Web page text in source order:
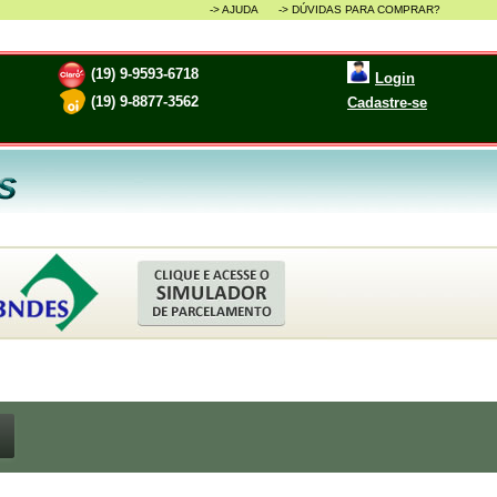
-> AJUDA -> DÚVIDAS PARA COMPRAR?
(19) 9-9593-6718
Login
Cadastre-se
(19) 9-8877-3562